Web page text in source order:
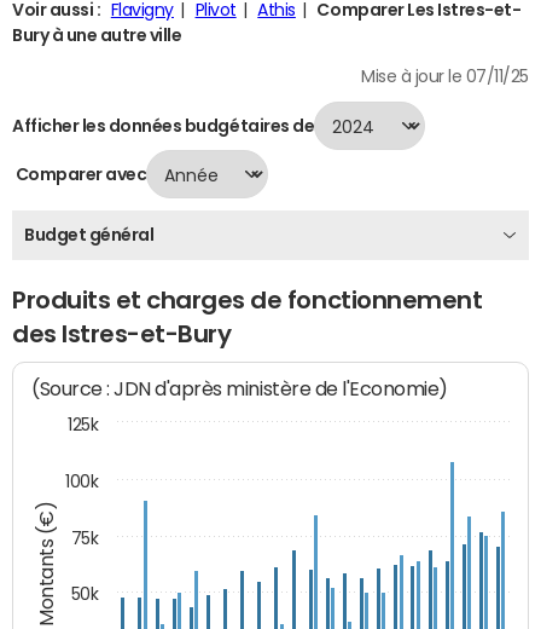
Voir aussi : Flavigny Plivot Athis
Comparer Les Istres-et-
Bury à une autre ville
Mise à jour le 07/11/25
Afficher les données budgétaires de
Comparer avec
Budget général
Produits et charges de fonctionnement
des Istres-et-Bury
Montants (€)
(Source : JDN d'après ministère de l'Economie)
50k
75k
100k
125k